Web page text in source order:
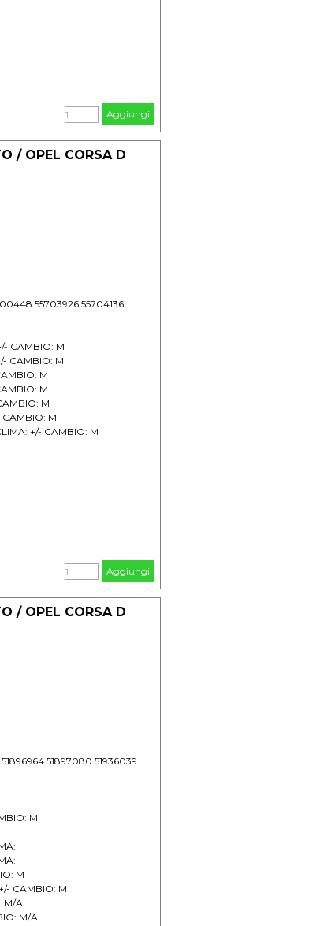
Aggiungi
/ OPEL CORSA D
55703926 55704136
CAMBIO: M
CAMBIO: M
M
M
M
CAMBIO: M
+/- CAMBIO: M
Aggiungi
/ OPEL CORSA D
51897080 51936039
M
M
CAMBIO: M
M/A
M/A